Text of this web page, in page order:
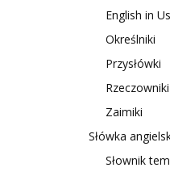
English in
Określniki
Przysłówki
Rzeczowniki
Zaimiki
Słówka
Słownik